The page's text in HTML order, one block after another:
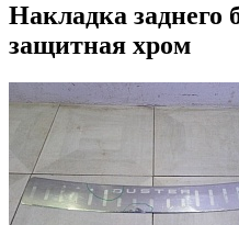
Накладка заднего
защитная хром